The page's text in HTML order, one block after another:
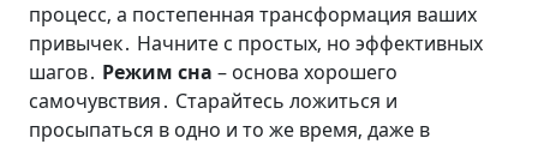
процесс‚ а постепенная трансформация ваших
привычек․ Начните с простых‚ но эффективных
шагов․ Режим сна – основа хорошего
самочувствия․ Старайтесь ложиться и
просыпаться в одно и то же время‚ даже в